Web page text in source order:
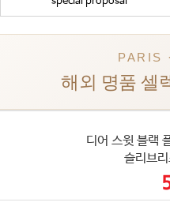
PARIS
해외 명품 셀
디어 스윗 블랙
슬리브